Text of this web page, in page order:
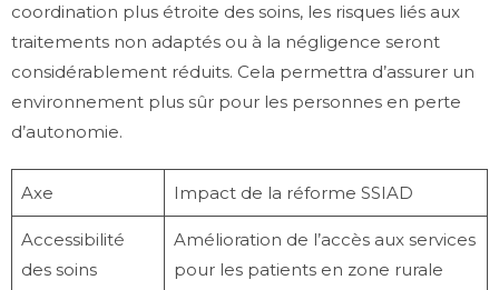
coordination plus étroite des soins, les risques liés aux
traitements non adaptés ou à la négligence seront
considérablement réduits. Cela permettra d’assurer un
environnement plus sûr pour les personnes en perte
d’autonomie.
Axe Impact de la réforme SSIAD
Accessibilité
des soins
Amélioration de l’accès aux services
pour les patients en zone rurale